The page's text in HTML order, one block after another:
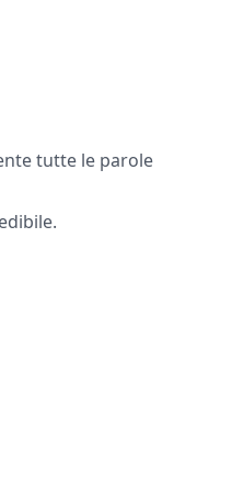
tutte le parole